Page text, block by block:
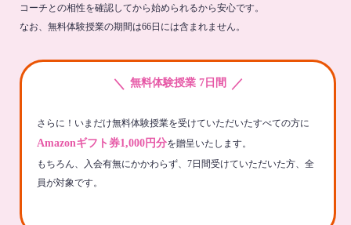
コーチとの相性を確認してから始められるから安心です。
なお、無料体験授業の期間は66日には含まれません。
＼ 無料体験授業 7日間 ／
さらに！いまだけ無料体験授業を受けていただいたすべての方に
Amazonギフト券1,000円分を贈呈いたします。
もちろん、入会有無にかかわらず、7日間受けていただいた方、全
員が対象です。